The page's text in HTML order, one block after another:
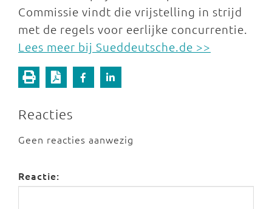
Commissie vindt die vrijstelling in strijd
met de regels voor eerlijke concurrentie.
Lees meer bij Sueddeutsche.de >>
Reacties
Geen reacties aanwezig
Reactie: